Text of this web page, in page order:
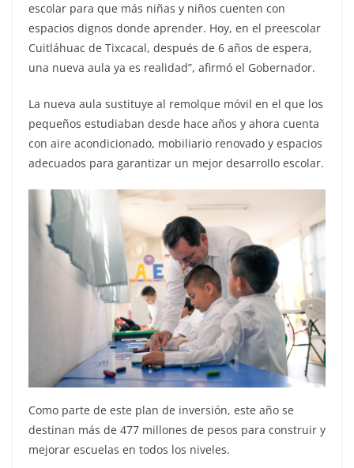
escolar para que más niñas y niños cuenten con
espacios dignos donde aprender. Hoy, en el preescolar
Cuitláhuac de Tixcacal, después de 6 años de espera,
una nueva aula ya es realidad”, afirmó el Gobernador.
La nueva aula sustituye al remolque móvil en el que los
pequeños estudiaban desde hace años y ahora cuenta
con aire acondicionado, mobiliario renovado y espacios
adecuados para garantizar un mejor desarrollo escolar.
Como parte de este plan de inversión, este año se
destinan más de 477 millones de pesos para construir y
mejorar escuelas en todos los niveles.